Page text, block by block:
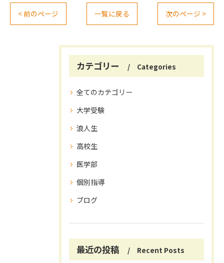
< 前のページ 一覧に戻る 次のページ >
カテゴリー Categories
全てのカテゴリー
大学受験
浪人生
高校生
医学部
個別指導
ブログ
最近の投稿 Recent Posts